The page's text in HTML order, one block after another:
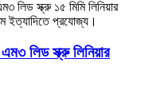
লিড স্ক্রু লিনিয়ার